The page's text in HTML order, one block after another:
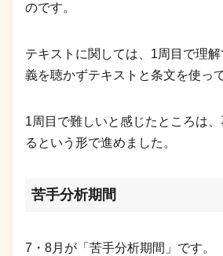
のです。
テキストに関しては、1周目で理
義を聴かずテキストと条文を使っ
1周目で難しいと感じたところは
るという形で進めました。
苦手分析期間
7・8月が「苦手分析期間」です。